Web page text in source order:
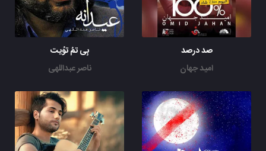
صد درصد
امید جهان
بِی تمُ توُیت
ناصر عبداللهی